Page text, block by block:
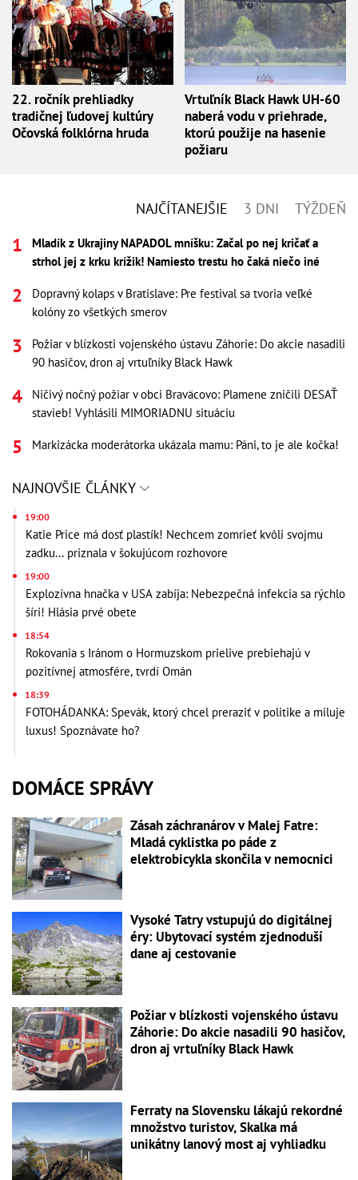
22. ročník prehliadky
tradičnej ľudovej kultúry
Očovská folklórna hruda
Vrtuľník Black Hawk UH-60
naberá vodu v priehrade,
ktorú použije na hasenie
požiaru
NAJČÍTANEJŠIE 3 DNI TÝŽDEŇ
Mladík z Ukrajiny NAPADOL mníšku: Začal po nej kričať a
strhol jej z krku krížik! Namiesto trestu ho čaká niečo iné
Dopravný kolaps v Bratislave: Pre festival sa tvoria veľké
kolóny zo všetkých smerov
Požiar v blízkosti vojenského ústavu Záhorie: Do akcie nasadili
90 hasičov, dron aj vrtuľníky Black Hawk
Ničivý nočný požiar v obci Braväcovo: Plamene zničili DESAŤ
stavieb! Vyhlásili MIMORIADNU situáciu
Markizácka moderátorka ukázala mamu: Páni, to je ale kočka!
NAJNOVŠIE ČLÁNKY
19:00
Katie Price má dosť plastík! Nechcem zomrieť kvôli svojmu
zadku... priznala v šokujúcom rozhovore
19:00
Explozívna hnačka v USA zabíja: Nebezpečná infekcia sa rýchlo
šíri! Hlásia prvé obete
18:54
Rokovania s Iránom o Hormuzskom prielive prebiehajú v
pozitívnej atmosfére, tvrdí Omán
18:39
FOTOHÁDANKA: Spevák, ktorý chcel preraziť v politike a miluje
luxus! Spoznávate ho?
DOMÁCE SPRÁVY
Zásah záchranárov v Malej Fatre:
Mladá cyklistka po páde z
elektrobicykla skončila v nemocnici
Vysoké Tatry vstupujú do digitálnej
éry: Ubytovací systém zjednoduší
dane aj cestovanie
Požiar v blízkosti vojenského ústavu
Záhorie: Do akcie nasadili 90 hasičov,
dron aj vrtuľníky Black Hawk
Ferraty na Slovensku lákajú rekordné
množstvo turistov, Skalka má
unikátny lanový most aj vyhliadku